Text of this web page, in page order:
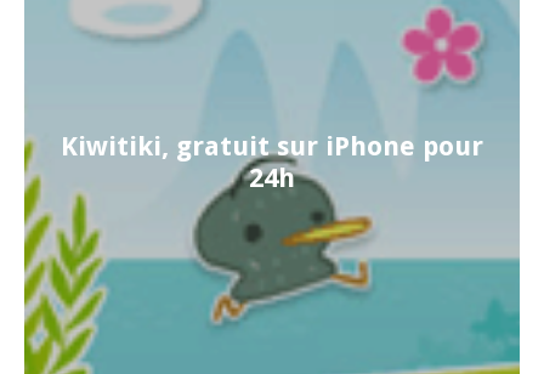
Kiwitiki, gratuit sur iPhone pour
24h